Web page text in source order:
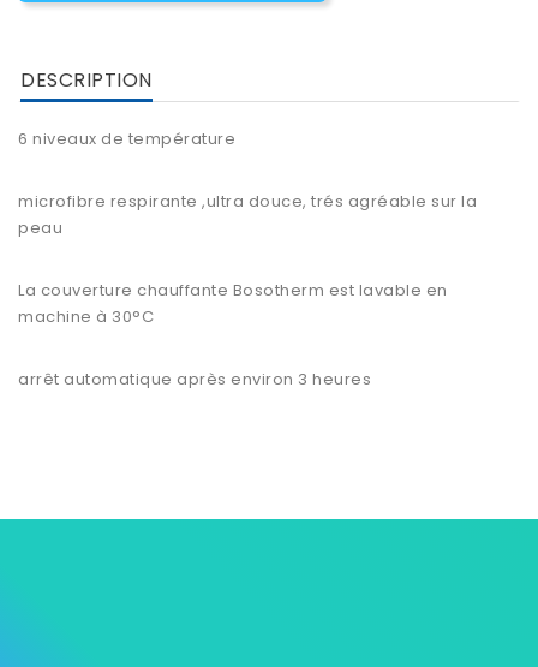
DESCRIPTION
6 niveaux de température
microfibre respirante ,ultra douce, trés agréable sur la
peau
La couverture chauffante Bosotherm est lavable en
machine à 30°C
arrêt automatique après environ 3 heures